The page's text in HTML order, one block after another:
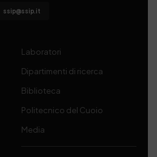
ssip@ssip.it
Laboratori
Dipartimenti di ricerca
Biblioteca
Politecnico del Cuoio
Media